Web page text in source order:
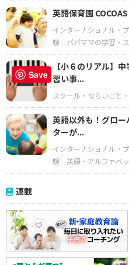
英語保育園
インターナショナル・
験
パパママの学習・
【小６のリアル】
習い事...
スクール・ならいごと
英語以外も！グロ
ターが...
インターナショナル・
験
英語・アルファベ
連載
Save